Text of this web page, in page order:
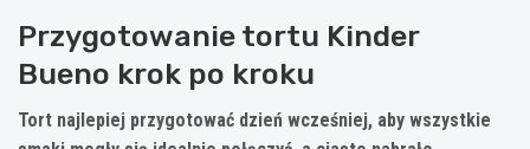
Przygotowanie tortu Kinder
Bueno krok po kroku
Tort najlepiej przygotować dzień wcześniej, aby wszystkie